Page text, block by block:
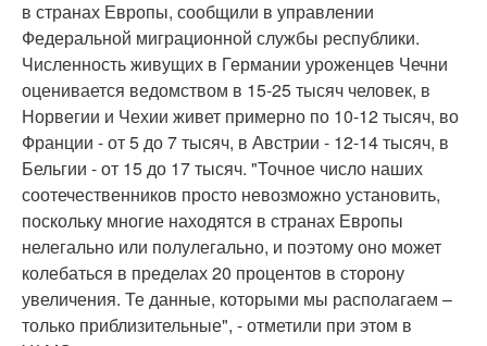
в странах Европы, сообщили в управлении
Федеральной миграционной службы республики.
Численность живущих в Германии уроженцев Чечни
оценивается ведомством в 15-25 тысяч человек, в
Норвегии и Чехии живет примерно по 10-12 тысяч, во
Франции - от 5 до 7 тысяч, в Австрии - 12-14 тысяч, в
Бельгии - от 15 до 17 тысяч. "Точное число наших
соотечественников просто невозможно установить,
поскольку многие находятся в странах Европы
нелегально или полулегально, и поэтому оно может
колебаться в пределах 20 процентов в сторону
увеличения. Те данные, которыми мы располагаем –
только приблизительные", - отметили при этом в